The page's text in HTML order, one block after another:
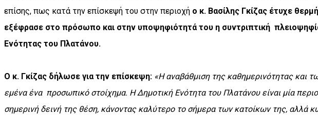
επίσης, πως κατά την επίσκεψή του στην περιοχή ο κ. Βασίλης Γκίζας έτυχε
εξέφρασε στο πρόσωπο και στην υποψηφιότητά του η συντριπτική
Ενότητας του Πλατάνου.
Ο κ. Γκίζας δήλωσε για την επίσκεψη: «Η αναβάθμιση της καθημερινότητας και
εμένα ένα προσωπικό στοίχημα. Η Δημοτική Ενότητα του Πλατάνου είναι μία
σημερινή δεινή της θέση, κάνοντας καλύτερο το σήμερα των κατοίκων της, αλλά